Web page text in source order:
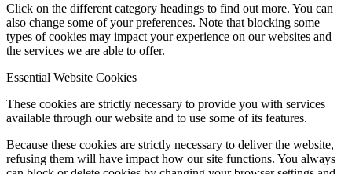
Click on the different category headings to find out more. You can
also change some of your preferences. Note that blocking some
types of cookies may impact your experience on our websites and
the services we are able to offer.
Essential Website Cookies
These cookies are strictly necessary to provide you with services
available through our website and to use some of its features.
Because these cookies are strictly necessary to deliver the website,
refusing them will have impact how our site functions. You always